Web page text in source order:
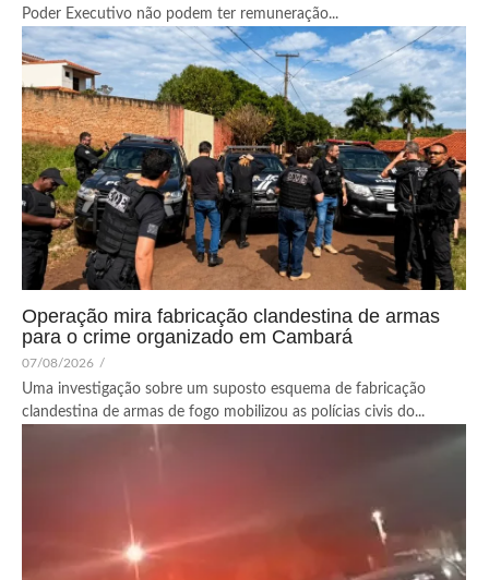
Poder Executivo não podem ter remuneração...
Operação mira fabricação clandestina de armas
para o crime organizado em Cambará
07/08/2026 /
Uma investigação sobre um suposto esquema de fabricação
clandestina de armas de fogo mobilizou as polícias civis do...